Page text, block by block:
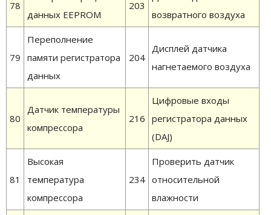
78
данных EEPROM
203
возвратного воздуха
79
Переполнение
памяти регистратора
данных
204
Дисплей датчика
нагнетаемого воздуха
80
Датчик температуры
компрессора
216
Цифровые входы
регистратора данных
(DAJ)
81
Высокая
температура
компрессора
234
Проверить датчик
относительной
влажности